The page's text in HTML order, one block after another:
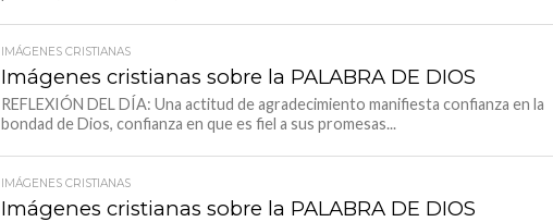
IMÁGENES CRISTIANAS
Imágenes cristianas sobre la PALABRA DE DIOS
REFLEXIÓN DEL DÍA: Una actitud de agradecimiento manifiesta confianza en la
bondad de Dios, confianza en que es fiel a sus promesas...
IMÁGENES CRISTIANAS
Imágenes cristianas sobre la PALABRA DE DIOS